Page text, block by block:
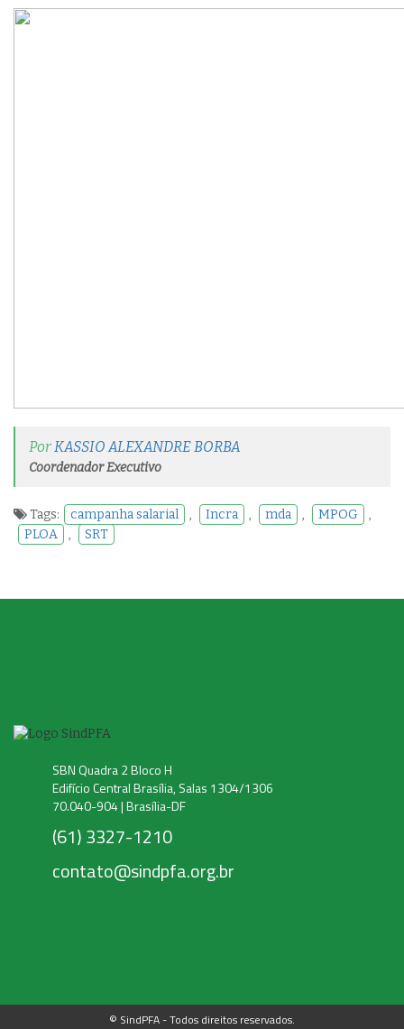
Por KASSIO ALEXANDRE BORBA
Coordenador Executivo
Tags: campanha salarial , Incra , mda , MPOG
,
PLOA
, SRT
SBN Quadra 2 Bloco H
Edifício Central Brasília, Salas 1304/1306
70.040-904 | Brasília-DF
(61) 3327-1210
contato@sindpfa.org.br
© SindPFA - Todos direitos reservados.